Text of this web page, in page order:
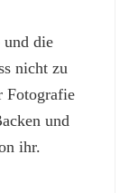
und die
nicht zu
Fotografie
und
ihr.